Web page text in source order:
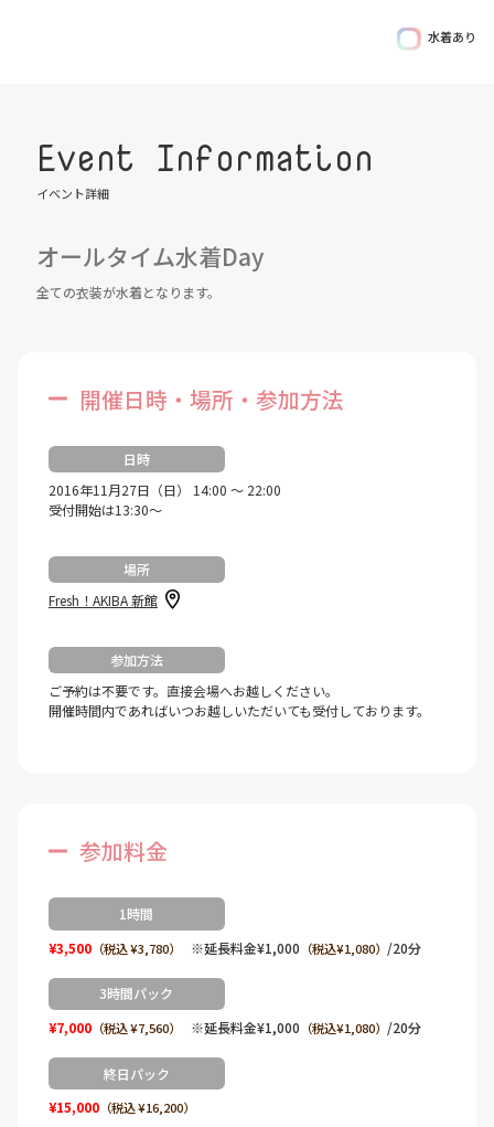
水着あり
Event Information
イベント詳細
オールタイム水着Day
全ての衣装が水着となります。
開催日時・場所・参加方法
日時
2016年11月27日（日） 14:00 ～ 22:00
受付開始は13:30～
場所
Fresh！AKIBA 新館
参加方法
ご予約は不要です。直接会場へお越しください。
開催時間内であればいつお越しいただいても受付しております。
参加料金
1時間
¥3,500（税込 ¥3,780） ※延長料金¥1,000 （税込¥1,080） /20分
3時間パック
¥7,000（税込 ¥7,560） ※延長料金¥1,000 （税込¥1,080） /20分
終日パック
¥15,000（税込 ¥16,200）